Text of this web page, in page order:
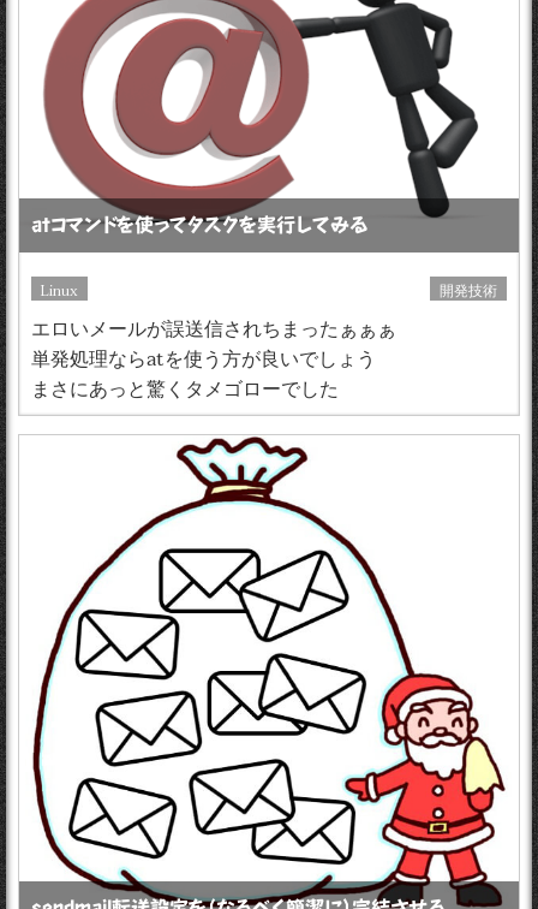
atコマンドを使ってタスクを実行してみる
Linux 開発技術
エロいメールが誤送信されちまったぁぁぁ
単発処理ならatを使う方が良いでしょう
まさにあっと驚くタメゴローでした